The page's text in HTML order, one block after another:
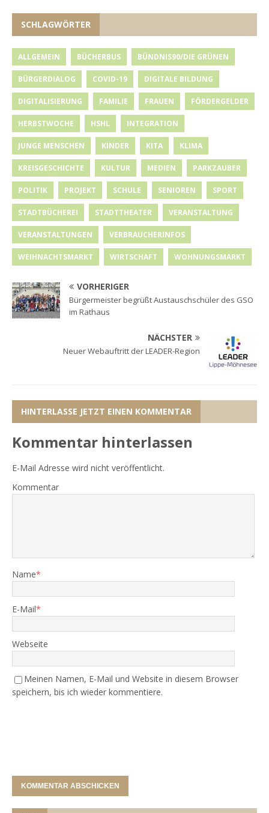
SCHLAGWÖRTER
ALLGEMEIN BÜCHERBUS BÜNDNIS90/DIE GRÜNEN
BÜRGERDIALOG COVID-19 DIGITALE BILDUNG
DIGITALISIERUNG FAMILIE FRAUEN FÖRDERGELDER
HERBSTWOCHE HSHL INTEGRATION
JUNGE MENSCHEN KINDER KITA KLIMA
KREISGESCHICHTE KULTUR MEDIEN PARKZAUBER
POLITIK PROJEKT SCHULE SENIOREN SPORT
STADTBÜCHEREI STADTTHEATER VERANSTALTUNG
VERANSTALTUNGEN VERBRAUCHERINFOS
WEIHNACHTSMARKT WIRTSCHAFT WOHNUNGSMARKT
VORHERIGER
Bürgermeister begrüßt Austauschschüler des GSO
im Rathaus
NÄCHSTER
Neuer Webauftritt der LEADER-Region
HINTERLASSE JETZT EINEN KOMMENTAR
Kommentar hinterlassen
E-Mail Adresse wird nicht veröffentlicht.
Kommentar
Name*
E-Mail*
Webseite
Meinen Namen, E-Mail und Website in diesem Browser
speichern, bis ich wieder kommentiere.